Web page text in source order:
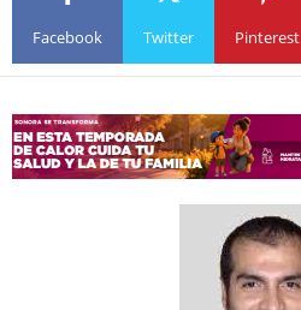
Facebook Twitter Pinterest